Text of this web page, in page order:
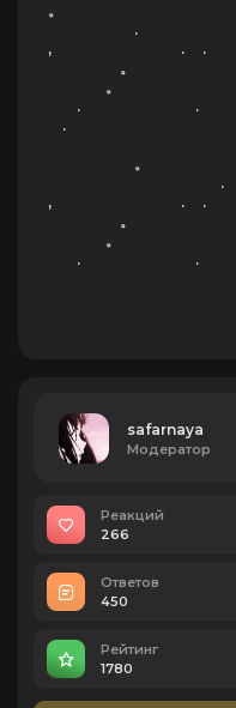
。
.
, .
。
. .
. ㅤㅤㅤ ㅤ
。
.
, .
。
. .
safarnaya
Модератор
Реакций
266
Ответов
450
Рейтинг
1780